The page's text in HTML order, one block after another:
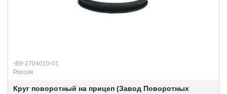
-В9-2704010-01
Россия
Круг поворотный на прицеп (Завод Поворотных